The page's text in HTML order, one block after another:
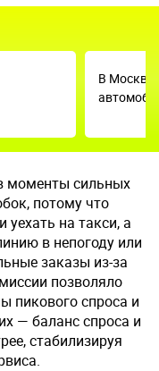
В Москве
моменты сильных
потому что
на такси, а
в непогоду или
заказы из-за
позволяло
пикового спроса и
— баланс спроса и
стабилизируя